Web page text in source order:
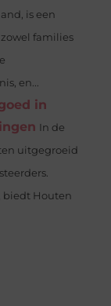
is een
families
en...
in
In de
uitgegroeid
biedt Houten